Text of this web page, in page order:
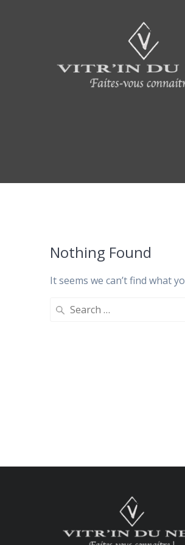
Nothing Found
It seems we can’t find what
Search